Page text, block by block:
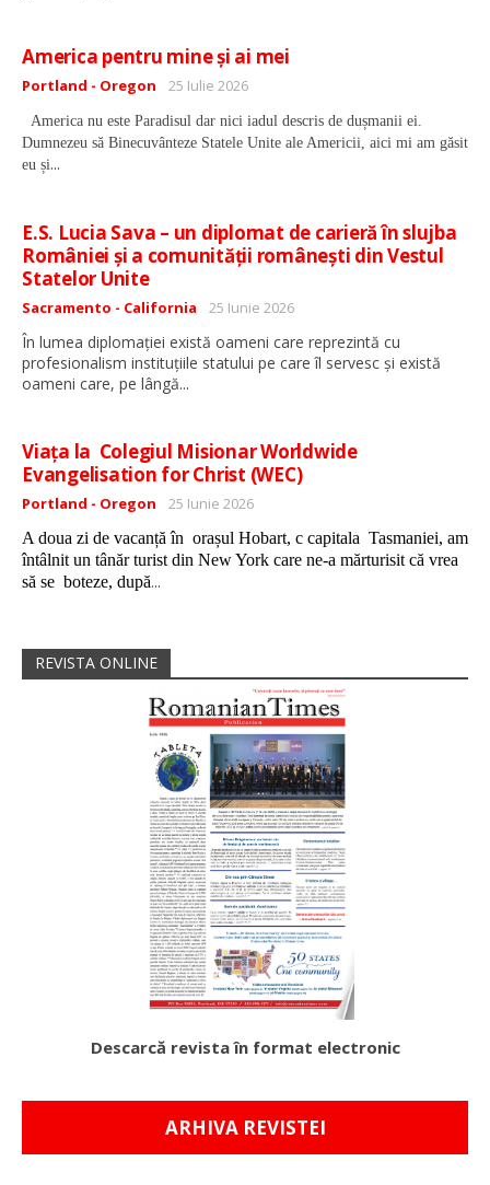
America pentru mine și ai mei
Detalii
Portland - Oregon 25 Iulie 2026
America nu este Paradisul dar nici iadul descris de dușmanii ei.
Dumnezeu să Binecuvânteze Statele Unite ale Americii, aici mi am găsit
eu și...
E.S. Lucia Sava – un diplomat de carieră în slujba
României și a comunității românești din Vestul
Statelor Unite
Detalii
Sacramento - California 25 Iunie 2026
În lumea diplomației există oameni care reprezintă cu
profesionalism instituțiile statului pe care îl servesc și există
oameni care, pe lângă...
Viața la Colegiul Misionar Worldwide
Evangelisation for Christ (WEC)
Detalii
Portland - Oregon 25 Iunie 2026
A doua zi de vacanță în orașul Hobart, c capitala Tasmaniei, am
întâlnit un tânăr turist din New York care ne-a mărturisit că vrea
să se boteze, după...
REVISTA ONLINE
Descarcă revista în format electronic
ARHIVA REVISTEI